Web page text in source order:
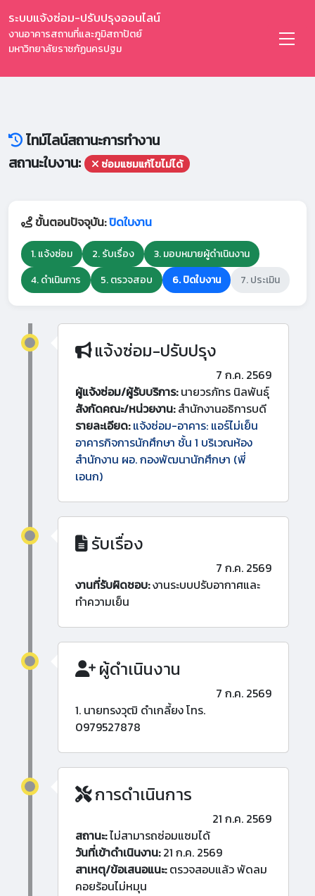
ระบบแจ้งซ่อม-ปรับปรุงออนไลน์
งานอาคารสถานที่และภูมิสถาปัตย์
มหาวิทยาลัยราชภัฏนครปฐม
ไทม์ไลน์สถานะการทำงาน
สถานะใบงาน:
ซ่อมแซมแก้ไขไม่ได้
ขั้นตอนปัจจุบัน:ปิดใบงาน
1. แจ้งซ่อม 2. รับเรื่อง
3. มอบหมายผู้ดำเนินงาน
4. ดำเนินการ
5. ตรวจสอบ 6. ปิดใบงาน 7. ประเมิน
แจ้งซ่อม-ปรับปรุง
7 ก.ค. 2569
ผู้แจ้งซ่อม/ผู้รับบริการ:นายวรภัทร นิลพันธุ์
สังกัดคณะ/หน่วยงาน:สำนักงานอธิการบดี
รายละเอียด: แจ้งซ่อม-อาคาร: แอร์ไม่เย็น
อาคารกิจการนักศึกษา ชั้น 1 บริเวณห้อง
สำนักงาน ผอ. กองพัฒนานักศึกษา (พี่
เอนก)
รับเรื่อง
7 ก.ค. 2569
งานที่รับผิดชอบ:งานระบบปรับอากาศและ
ทำความเย็น
ผู้ดำเนินงาน
7 ก.ค. 2569
1. นายทรงวุฒิ ดำเกลี้ยง โทร.
0979527878
การดำเนินการ
21 ก.ค. 2569
สถานะ:ไม่สามารถซ่อมแซมได้
วันที่เข้าดำเนินงาน:21 ก.ค. 2569
สาเหตุ/ข้อเสนอแนะ:ตรวจสอบแล้ว พัดลม
คอยร้อนไม่หมุน